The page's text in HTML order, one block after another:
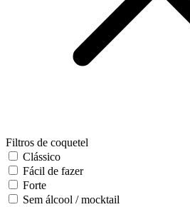
Filtros de coquetel
Clássico
Fácil de fazer
Forte
Sem álcool / mocktail